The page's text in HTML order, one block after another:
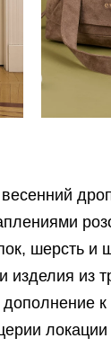
шерсть и
из